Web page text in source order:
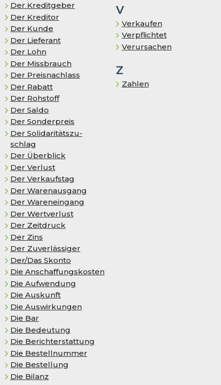
Der Kreditgeber
Der Kreditor
Der Kunde
Der Lieferant
Der Lohn
Der Missbrauch
Der Preisnachlass
Der Rabatt
Der Rohstoff
Der Saldo
Der Sonderpreis
Der So­li­da­ri­täts­zu­
schlag
Der Überblick
Der Verlust
Der Ver­kaufs­tag
Der Warenausgang
Der Wareneingang
Der Wertverlust
Der Zeitdruck
Der Zins
Der Zuverlässiger
Der/Das Skon­to
Die Anschaffungskosten
Die Auf­wen­dung
Die Auskunft
Die Auswirkungen
Die Bar
Die Bedeutung
Die Berichterstattung
Die Bestellnummer
Die Bestellung
Die Bilanz
V
Verkaufen
Verpflichtet
Verursachen
Z
Zahlen